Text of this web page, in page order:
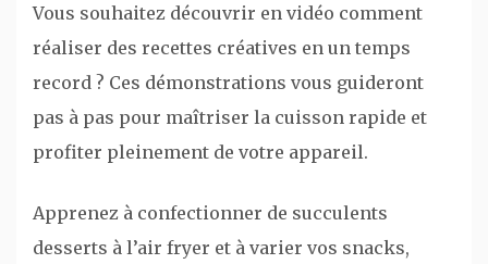
Vous souhaitez découvrir en vidéo comment
réaliser des recettes créatives en un temps
record ? Ces démonstrations vous guideront
pas à pas pour maîtriser la cuisson rapide et
profiter pleinement de votre appareil.
Apprenez à confectionner de succulents
desserts à l’air fryer et à varier vos snacks,